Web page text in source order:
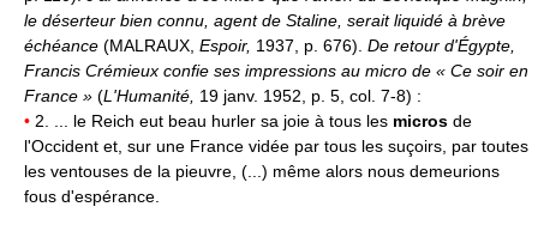
le déserteur bien connu, agent de Staline, serait liquidé à brève
échéance (MALRAUX, Espoir, 1937, p. 676). De retour d'Égypte,
Francis Crémieux confie ses impressions au micro de « Ce soir en
France » (L'Humanité, 19 janv. 1952, p. 5, col. 7-8) :
• 2. ... le Reich eut beau hurler sa joie à tous les micros de
l'Occident et, sur une France vidée par tous les suçoirs, par toutes
les ventouses de la pieuvre, (...) même alors nous demeurions
fous d'espérance.